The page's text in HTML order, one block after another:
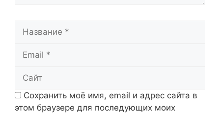
Название
Email
Сайт
Сохранить моё имя, email и адрес сайта в
этом браузере для последующих моих